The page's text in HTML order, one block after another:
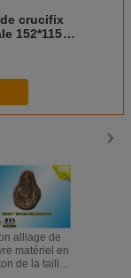
crucifix
152*115mm
alliage de
matériel en
de la taille